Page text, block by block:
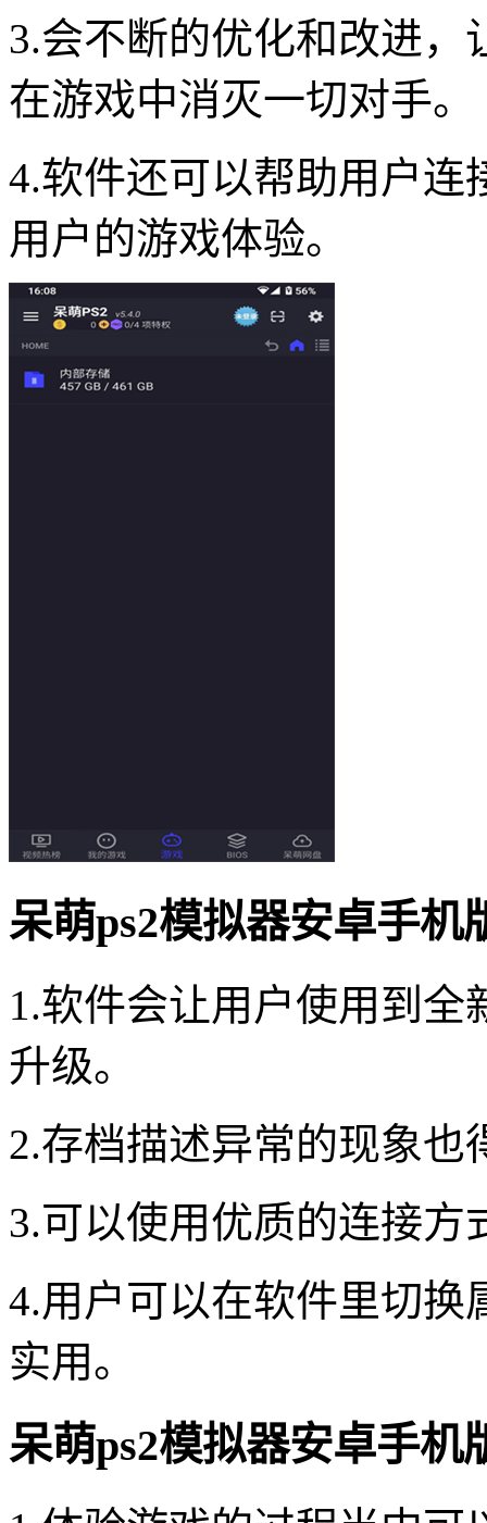
3.会不断的优化和改进
在游戏中消灭一切对手。
4.软件还可以帮助用户连
用户的游戏体验。
呆萌ps2模拟器安卓手机
1.软件会让用户使用到
升级。
2.存档描述异常的现象也
3.可以使用优质的连接
4.用户可以在软件里切换
实用。
呆萌ps2模拟器安卓手机